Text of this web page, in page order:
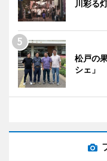
川彩る
松戸の
シェ」